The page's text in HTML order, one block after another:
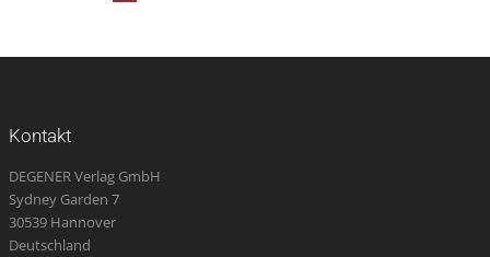
Kontakt
DEGENER Verlag GmbH
Sydney Garden 7
30539 Hannover
Deutschland